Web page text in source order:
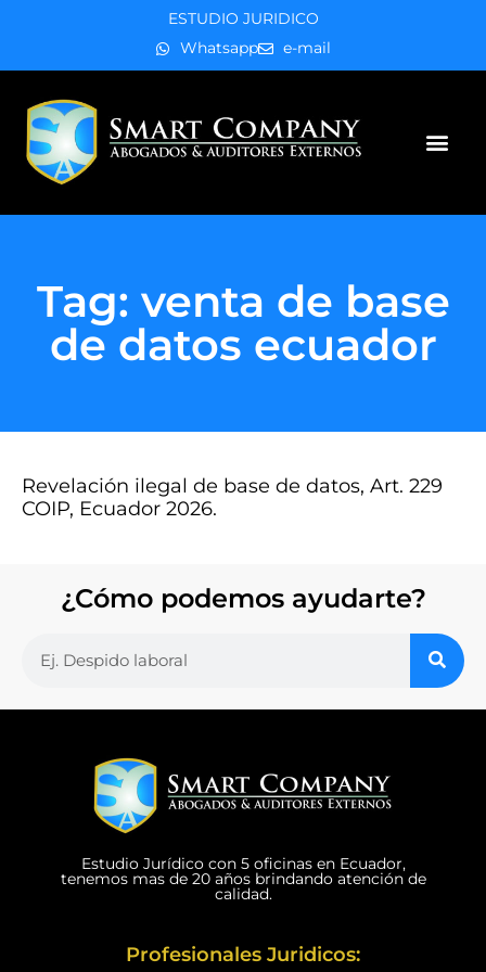
ESTUDIO JURIDICO
Whatsapp
e-mail
Tag: venta de base
de datos ecuador
Revelación ilegal de base de datos, Art. 229
COIP, Ecuador 2026.
¿Cómo podemos ayudarte?
Estudio Jurídico con 5 oficinas en Ecuador,
tenemos mas de 20 años brindando atención de
calidad.
Profesionales Juridicos: